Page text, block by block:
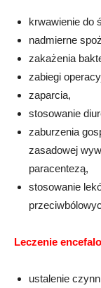
krwawienie do
nadmierne
zakażenia
zabiegi
zaparcia,
stosowanie
zaburzenia
zasadowej
paracentezą,
stosowanie
Leczenie
ustalenie